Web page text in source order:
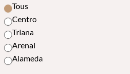
Tous
Centro
Triana
Arenal
Alameda